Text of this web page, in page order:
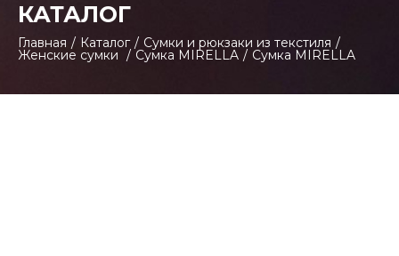
КАТАЛОГ
Главная / Каталог / Сумки и рюкзаки из текстиля /
Женские сумки / Сумка MIRELLA / Сумка MIRELLA